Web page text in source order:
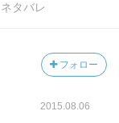
ネタバレ
フォロー
2015.08.06